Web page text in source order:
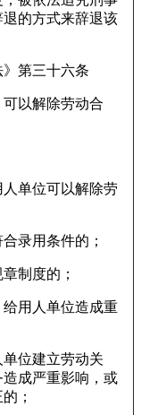
的方式来辞退该
》第三十六条
以解除劳动合
单位可以解除劳
录用条件的；
制度的；
给用人单位造成重
单位建立劳动关
成严重影响，或
；